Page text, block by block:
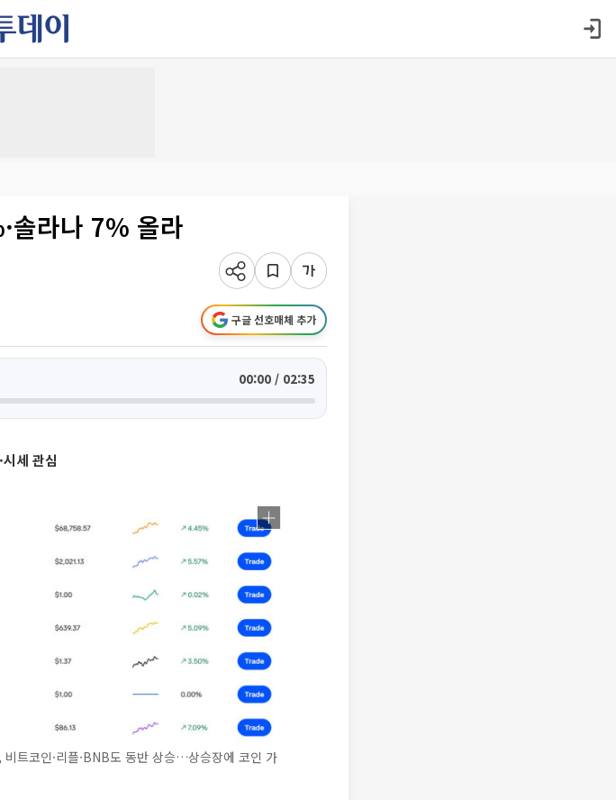
솔라나 7% 올라
구글 선호매체 추가
00:00 / 02:35
세 관심
트코인·리플·BNB도 동반 상승…상승장에 코인 가